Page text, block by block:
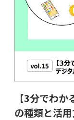
【3分でわ
の種類と活